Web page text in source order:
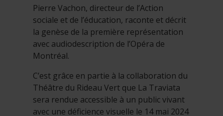
Pierre Vachon, directeur de l’Action
sociale et de l’éducation, raconte et décrit
la genèse de la première représentation
avec audiodescription de l’Opéra de
Montréal.
C’est grâce en partie à la collaboration du
Théâtre du Rideau Vert que La Traviata
sera rendue accessible à un public vivant
avec une déficience visuelle le 14 mai 2024